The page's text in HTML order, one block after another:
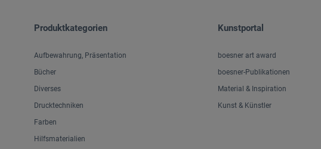
Produktkategorien
Aufbewahrung, Präsentation
Bücher
Diverses
Drucktechniken
Farben
Hilfsmaterialien
Kunstportal
boesner art award
boesner-Publikationen
Material & Inspiration
Kunst & Künstler